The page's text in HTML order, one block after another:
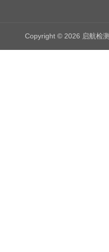
Copyright © 2026 启航检